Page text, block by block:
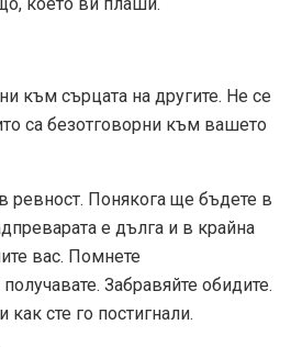
към сърцата на другите. Не се
са безотговорни към вашето
ревност. Понякога ще бъдете в
е дълга и в крайна
вас. Помнете
Забравяйте обидите.
сте го постигнали.